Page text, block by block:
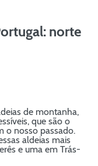
norte
de montanha,
que são o
o nosso passado.
aldeias mais
e uma em Trás-